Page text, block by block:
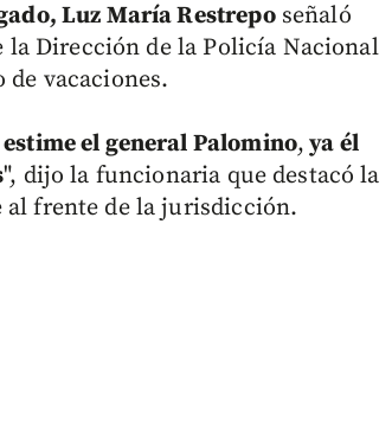
Luz María Restreposeñaló
Dirección de la Policía Nacional
vacaciones.
el general Palomino, ya él
", dijo la funcionaria que destacó la
al frente de la jurisdicción.